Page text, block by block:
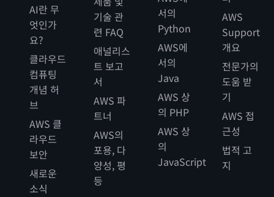
AI란 무
엇인가
요?
클라우드
컴퓨팅
개념 허
브
AWS 클
라우드
보안
새로운
소식
기술 관
련 FAQ
애널리스
트 보고
서
AWS 파
트너
AWS의
포용, 다
양성, 평
등
서의
Python
AWS에
서의
Java
AWS 상
의 PHP
AWS 상
의
JavaScript
AWS
Support
개요
전문가의
도움 받
기
AWS 접
근성
법적 고
지